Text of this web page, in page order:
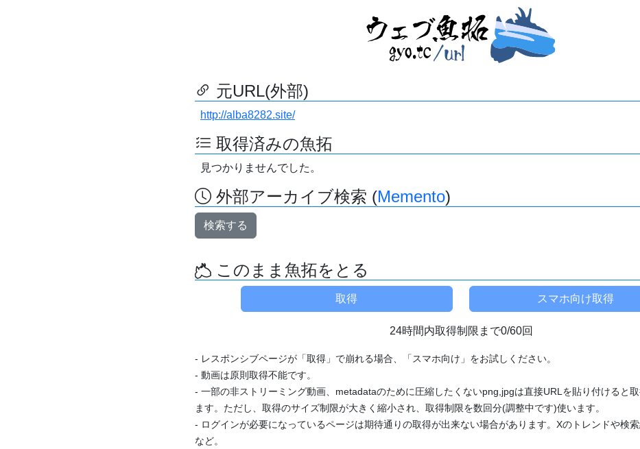
元URL(外部)
http://alba8282.site/
取得済みの魚拓
見つかりませんでした。
外部アーカイブ検索 (Memento)
検索する
このまま魚拓をとる
24時間内取得制限まで0/60回
- レスポンシブページが「取得」で崩れる場合、「スマホ向け」をお試しください。
- 動画は原則取得不能です。
- 一部の非ストリーミング動画、metadataのために圧縮したくないpng,jpgは直接URLを貼り付けると
ます。ただし、取得のサイズ制限が大きく縮小され、取得制限を数回分(調整中です)使います。
- ログインが必要になっているページは期待通りの取得が出来ない場合があります。Xのトレンドや検
など。